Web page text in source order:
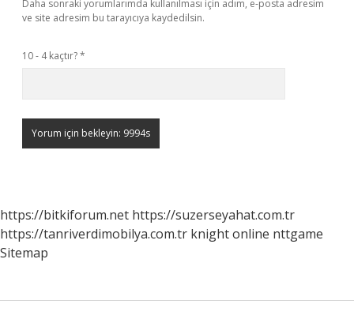
Daha sonraki yorumlarımda kullanılması için adım, e-posta adresim
ve site adresim bu tarayıcıya kaydedilsin.
10 - 4 kaçtır?*
https://bitkiforum.net https://suzerseyahat.com.tr
https://tanriverdimobilya.com.tr knight online nttgame
Sitemap